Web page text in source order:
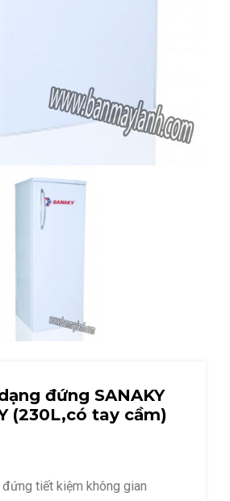
đứng SANAKY
(230L,có tay cầm)
tiết kiệm không gian